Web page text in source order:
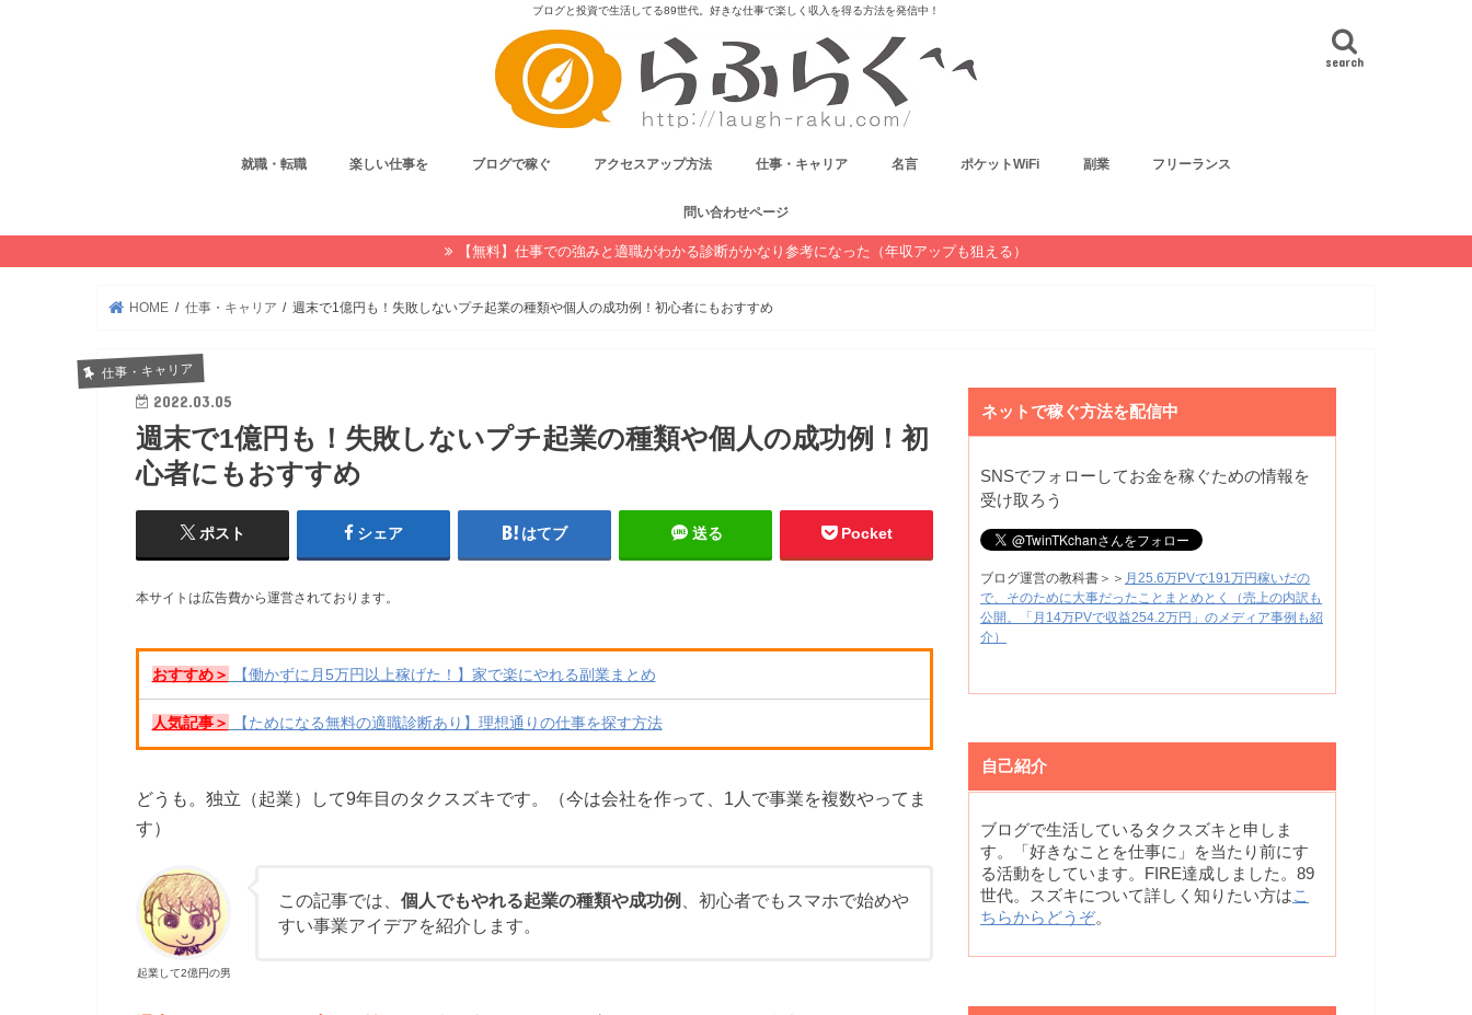
ブログと投資で生活してる89世代。好きな仕事で楽しく収入を得る方法を発信中！
search
就職・転職 楽しい仕事を ブログで稼ぐ アクセスアップ方法 仕事・キャリア 名言 ポケットWiFi 副業 フリーランス
問い合わせページ
【無料】仕事での強みと適職がわかる診断がかなり参考になった（年収アップも狙える）
HOME 仕事・キャリア 週末で1億円も！失敗しないプチ起業の種類や個人の成功例！初心者にもおすすめ
仕事・キャリア
2022.03.05
週末で1億円も！失敗しないプチ起業の種類や個人の成功例！初
心者にもおすすめ
ポスト シェア はてブ 送る Pocket
本サイトは広告費から運営されております。
おすすめ＞ 【働かずに月5万円以上稼げた！】家で楽にやれる副業まとめ
人気記事＞ 【ためになる無料の適職診断あり】理想通りの仕事を探す方法
どうも。独立（起業）して9年目のタクスズキです。（今は会社を作って、1人で事業を複数やってま
す）
起業して2億円の男
この記事では、個人でもやれる起業の種類や成功例
、初心者でもスマホで始めや
すい事業アイデアを紹介します。
ネットで稼ぐ方法を配信中
SNSでフォローしてお金を稼ぐための情報を
受け取ろう
ブログ運営の教科書＞＞ 月25.6万PVで191万円稼いだの
で、そのために大事だったことまとめとく（売上の内訳も
公開。「月14万PVで収益254.2万円」のメディア事例も紹
介）
自己紹介
ブログで生活しているタクスズキと申しま
す。「好きなことを仕事に」を当たり前にす
る活動をしています。FIRE達成しました。89
世代。スズキについて詳しく知りたい方はこ
ちらからどうぞ。